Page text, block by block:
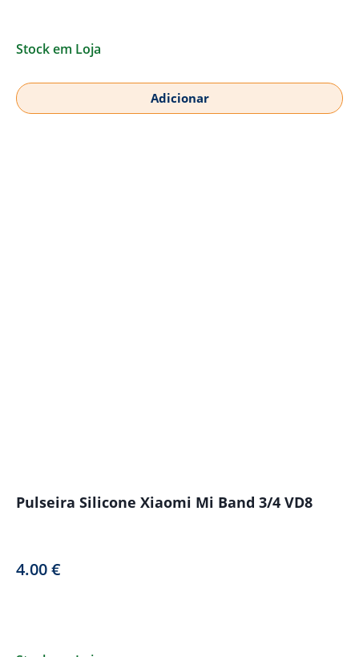
Stock em Loja
Adicionar
Pulseira Silicone Xiaomi Mi Band 3/4 VD8
4.00€